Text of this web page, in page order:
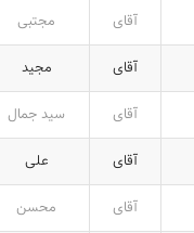
آقای مجتبی
آقای مجید
آقای سید جمال
آقای علی
آقای محسن